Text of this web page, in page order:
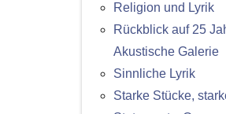
Religion und Lyrik
Rückblick auf 25
Akustische Galerie
Sinnliche Lyrik
Starke Stücke,